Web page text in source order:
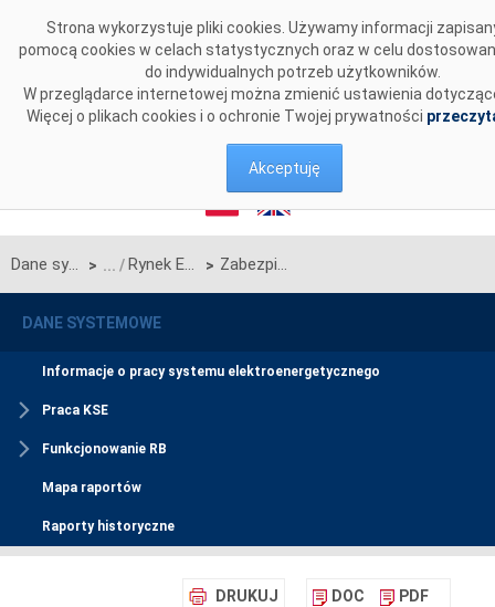
Strona wykorzystuje pliki cookies. Używamy informacji
pomocą cookies w celach statystycznych oraz w celu
do indywidualnych potrzeb użytkowników.
W przeglądarce internetowej można zmienić ustawienia
Więcej o plikach cookies i o ochronie Twojej prywatności
Akceptuję
Dane systemowe > Rynek Energii > Zabezpieczenia
DANE SYSTEMOWE
Informacje o pracy systemu elektroenergetycznego
Praca KSE
Funkcjonowanie RB
Mapa raportów
Raporty historyczne
DRUKUJ DOC PDF